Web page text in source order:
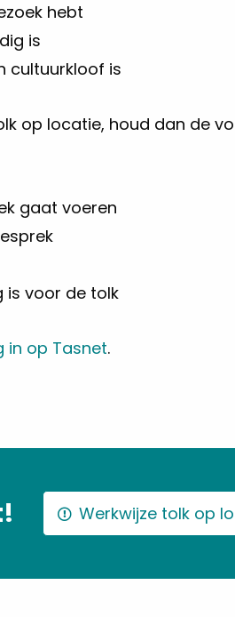
hebt
is
cultuurkloof is
op locatie, houd dan de
gaat voeren
is voor de tolk
in op Tasnet.
Werkwijze tolk op